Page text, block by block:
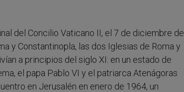
del Concilio Vaticano II, el 7 de diciembre de
y Constantinopla, las dos Iglesias de Roma y
a principios del siglo XI: en un estado de
el papa Pablo VI y el patriarca Atenágoras
en Jerusalén en enero de 1964, un